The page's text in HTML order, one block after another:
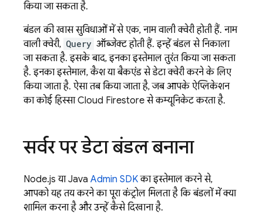
किया जा सकता है.
बंडल की खास सुविधाओं में से एक, नाम वाली क्वेरी होती हैं. नाम
वाली क्वेरी, Query ऑब्जेक्ट होती हैं. इन्हें बंडल से निकाला
जा सकता है. इसके बाद, इनका इस्तेमाल तुरंत किया जा सकता
है. इनका इस्तेमाल, कैश या बैकएंड से डेटा क्वेरी करने के लिए
किया जाता है. ऐसा तब किया जाता है, जब आपके ऐप्लिकेशन
का कोई हिस्साCloud Firestoreसे कम्यूनिकेट करता है.
सर्वर पर डेटा बंडल बनाना
Node.js या Java Admin SDKका इस्तेमाल करने से,
आपको यह तय करने का पूरा कंट्रोल मिलता है कि बंडलों में क्या
शामिल करना है और उन्हें कैसे दिखाना है.